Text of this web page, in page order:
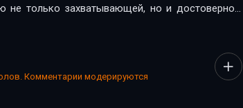
не только захватывающей, но и достоверной,
мир. Аудиоформат усиливает впечатление:
Кроме динамики событий, книга поднимает
человека сильным? Где проходит грань между
честь, когда мир вокруг жесток и
Комментарии модерируются